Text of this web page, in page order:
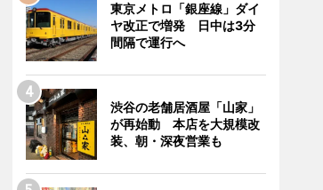
東京メトロ「銀座線」ダイ
ヤ改正で増発 日中は3分
間隔で運行へ
渋谷の老舗居酒屋「山家」
が再始動 本店を大規模改
装、朝・深夜営業も